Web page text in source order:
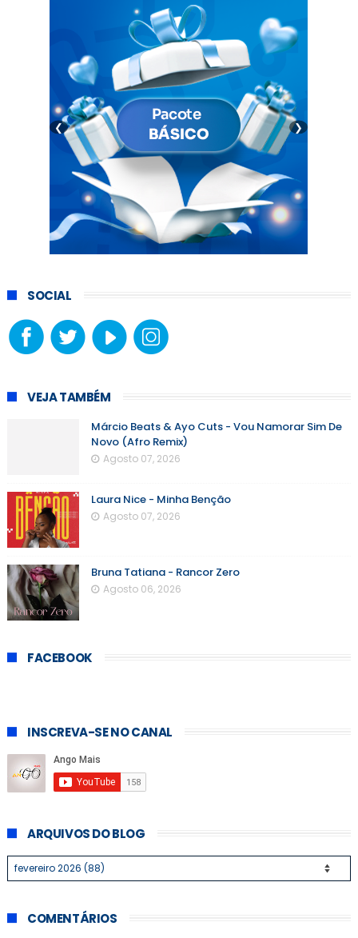
❮ ❯
SOCIAL
VEJA TAMBÉM
Márcio Beats & Ayo Cuts - Vou Namorar Sim De
Novo (Afro Remix)
Agosto 07, 2026
Laura Nice - Minha Benção
Agosto 07, 2026
Bruna Tatiana - Rancor Zero
Agosto 06, 2026
FACEBOOK
INSCREVA-SE NO CANAL
ARQUIVOS DO BLOG
COMENTÁRIOS